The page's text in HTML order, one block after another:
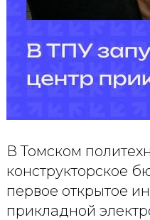
В Томском
конструкторское
первое открытое
прикладной